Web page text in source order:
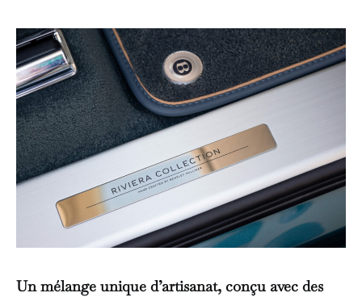
Un mélange unique d’artisanat, conçu avec des